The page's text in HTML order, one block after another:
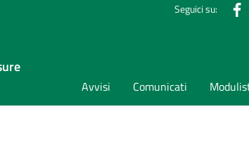
Seguici su:
Avvisi Comunicati